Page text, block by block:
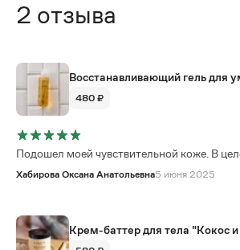
2 отзыва
Восстанавливающий гель для
480 ₽
Подошел моей чувствительной коже. В
Хабирова Оксана Анатольевна5 июня 2025
Крем-баттер для тела "Кокос